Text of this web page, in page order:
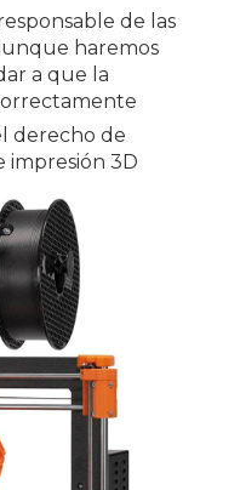
de las
haremos
a que la
derecho de
impresión 3D